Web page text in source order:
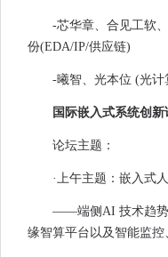
-芯华章、合见工软
份(EDA/IP/供应链)
-曦智、光本位 (光计
国际嵌入式系统创新
论坛主题：
·上午主题：嵌入式
——端侧AI 技术趋势
缘智算平台以及智能监